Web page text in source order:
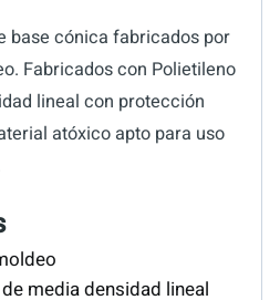
base cónica fabricados por
Fabricados con Polietileno
lineal con protección
atóxico apto para uso
media densidad lineal